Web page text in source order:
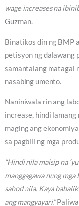
wage increases na
Guzman.
Binatikos din ng BMP
petisyon ng dalawang
samantalang matagal
nasabing umento.
Naniniwala rin ang
increase, hindi lamang
maging ang
sa pagbili ng mga
“Hindi nila maisip na
manggagawa nung
sahod nila. Kaya
ang mangyayari.”